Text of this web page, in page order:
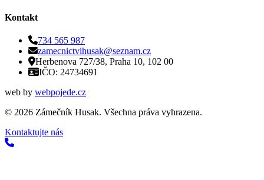
Kontakt
734 565 987
zamecnictvihusak@seznam.cz
Herbenova 727/38, Praha 10, 102 00
IČO: 24734691
web by webpojede.cz
© 2026 Zámečník Husak. Všechna práva vyhrazena.
Kontaktujte nás